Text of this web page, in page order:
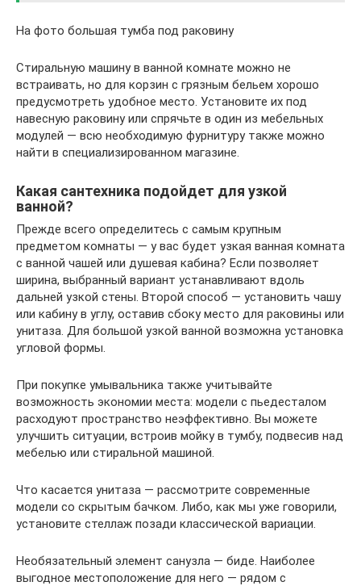
На фото большая тумба под раковину
Стиральную машину в ванной комнате можно не
встраивать, но для корзин с грязным бельем хорошо
предусмотреть удобное место. Установите их под
навесную раковину или спрячьте в один из мебельных
модулей — всю необходимую фурнитуру также можно
найти в специализированном магазине.
Какая сантехника подойдет для узкой
ванной?
Прежде всего определитесь с самым крупным
предметом комнаты — у вас будет узкая ванная комната
с ванной чашей или душевая кабина? Если позволяет
ширина, выбранный вариант устанавливают вдоль
дальней узкой стены. Второй способ — установить чашу
или кабину в углу, оставив сбоку место для раковины или
унитаза. Для большой узкой ванной возможна установка
угловой формы.
При покупке умывальника также учитывайте
возможность экономии места: модели с пьедесталом
расходуют пространство неэффективно. Вы можете
улучшить ситуации, встроив мойку в тумбу, подвесив над
мебелью или стиральной машиной.
Что касается унитаза — рассмотрите современные
модели со скрытым бачком. Либо, как мы уже говорили,
установите стеллаж позади классической вариации.
Необязательный элемент санузла — биде. Наиболее
выгодное местоположение для него — рядом с